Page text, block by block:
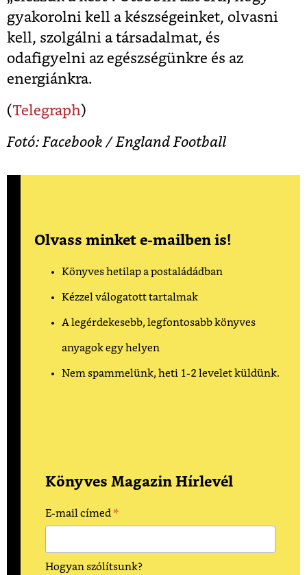
gyakorolni kell a készségeinket, olvasni
kell, szolgálni a társadalmat, és
odafigyelni az egészségünkre és az
energiánkra.
(Telegraph)
Fotó: Facebook / England Football
Olvass minket e-mailben is!
Könyves hetilap a postaládádban
Kézzel válogatott tartalmak
A legérdekesebb, legfontosabb könyves
anyagok egy helyen
Nem spammelünk, heti 1-2 levelet küldünk.
Könyves Magazin Hírlevél
E-mail címed *
Hogyan szólítsunk?